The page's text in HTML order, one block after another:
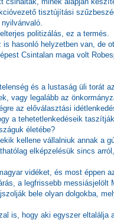
tisztújítási
politizálás, ez a termés.
hasonló helyzetben van, de
Csintalan maga volt
és a lustaság üli torát
vagy legalább az
az előválasztási
a tehetetlenkedéseik
életébe?
kellene vállalniuk annak a
elképzelésük sincs
vidéket, és most éppen
a legfrissebb messiásjelölt
bele olyan dolgokba,
is, hogy aki egyszer eltalálja